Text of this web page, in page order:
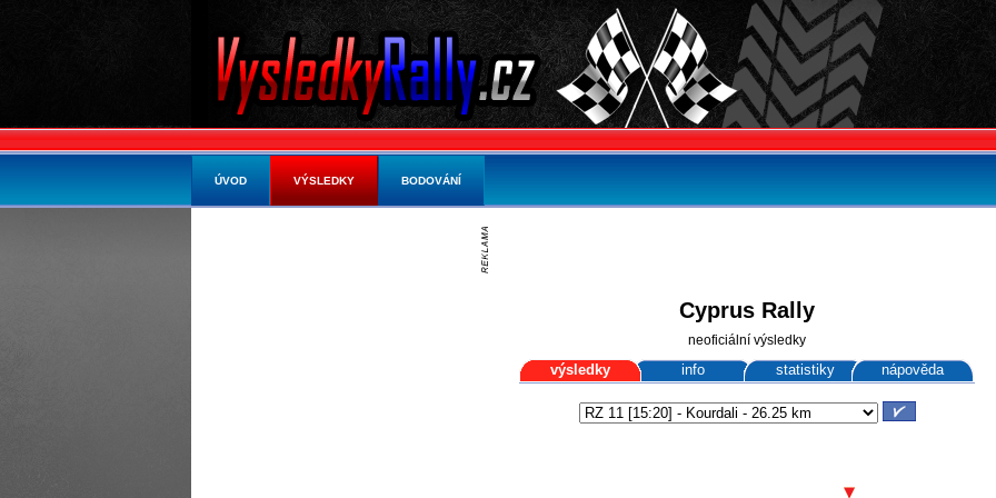
Cyprus Rally
neoficiální výsledky
výsledky info statistiky nápověda
ÚVOD VÝSLEDKY BODOVÁNÍ